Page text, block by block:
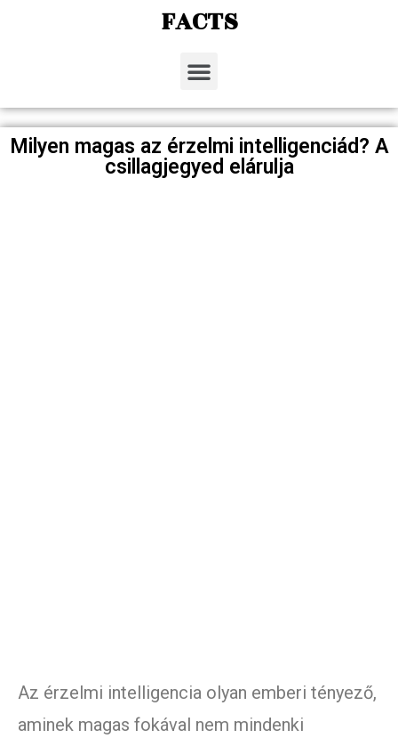
FACTS
Milyen magas az érzelmi intelligenciád? A
csillagjegyed elárulja
Az érzelmi intelligencia olyan emberi tényező,
aminek magas fokával nem mindenki